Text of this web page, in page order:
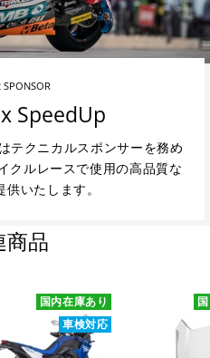
SpeedUp
クニカルスポンサーを務め
クルレースで使用の高品質な
いたします。
商品
国内在庫あり
車検対応